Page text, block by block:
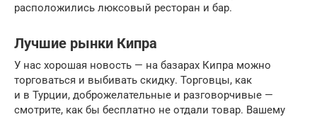
расположились люксовый ресторан и бар.
Лучшие рынки Кипра
У нас хорошая новость — на базарах Кипра можно
торговаться и выбивать скидку. Торговцы, как
и в Турции, доброжелательные и разговорчивые —
смотрите, как бы бесплатно не отдали товар. Вашему